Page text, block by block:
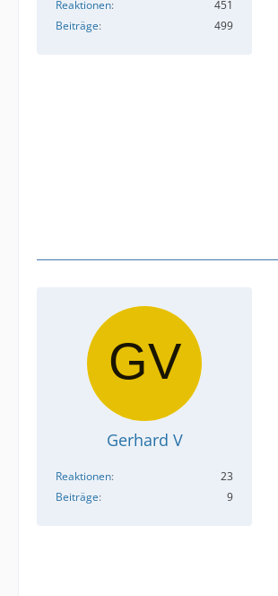
Reaktionen
451
Beiträge
499
Gerhard V
Reaktionen
23
Beiträge
9